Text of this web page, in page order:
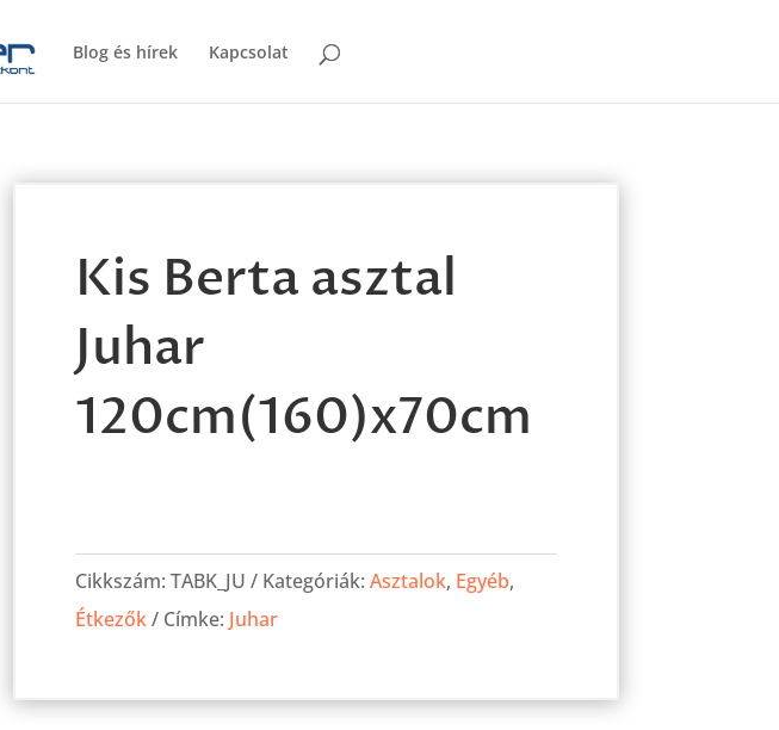
Blog és hírek Kapcsolat
Kis Berta asztal
Juhar
120cm(160)x70cm
Berta
asztal
Juhar
Cikkszám: TABK_JU Kategóriák: Asztalok, Egyéb,
Étkezők
Címke: Juhar